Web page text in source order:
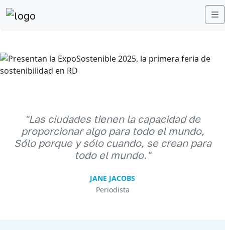
Anterior
"Las ciudades tienen la capacidad de
proporcionar algo para todo el mundo,
Sólo porque y sólo cuando, se crean para
todo el mundo."
JANE JACOBS
Periodista